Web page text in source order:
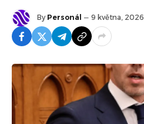
By Personál 9 května, 2026